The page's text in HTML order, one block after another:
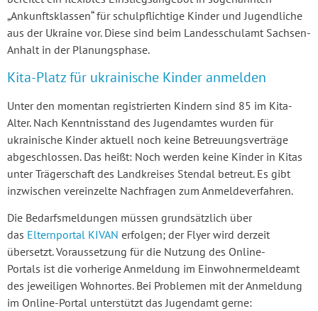
„Ankunftsklassen“ für schulpflichtige Kinder und Jugendliche
aus der Ukraine vor. Diese sind beim Landesschulamt Sachsen-
Anhalt in der Planungsphase.
Kita-Platz für ukrainische Kinder anmelden
Unter den momentan registrierten Kindern sind 85 im Kita-
Alter. Nach Kenntnisstand des Jugendamtes wurden für
ukrainische Kinder aktuell noch keine Betreuungsverträge
abgeschlossen. Das heißt: Noch werden keine Kinder in Kitas
unter Trägerschaft des Landkreises Stendal betreut. Es gibt
inzwischen vereinzelte Nachfragen zum Anmeldeverfahren.
Die Bedarfsmeldungen müssen grundsätzlich über
das Elternportal KIVAN erfolgen; der Flyer wird derzeit
übersetzt. Voraussetzung für die Nutzung des Online-
Portals ist die vorherige Anmeldung im Einwohnermeldeamt
des jeweiligen Wohnortes. Bei Problemen mit der Anmeldung
im Online-Portal unterstützt das Jugendamt gerne: